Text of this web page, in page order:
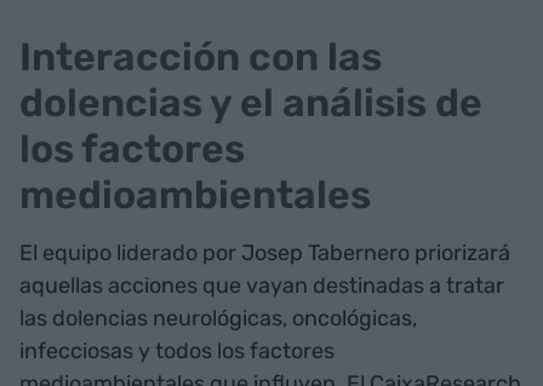
Interacción con las
dolencias y el análisis de
los factores
medioambientales
El equipo liderado por Josep Tabernero priorizará
aquellas acciones que vayan destinadas a tratar
las dolencias neurológicas, oncológicas,
infecciosas y todos los factores